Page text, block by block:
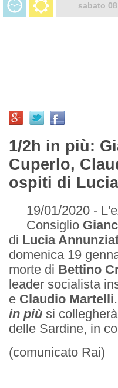
sabato
1/2h in più:
Cuperlo,
ospiti di
19/01/2020 -
Consiglio
di Lucia
domenica 19
morte di Bettino
leader socialista
e Claudio Martelli
in più si
delle Sardine, in
(comunicato Rai)